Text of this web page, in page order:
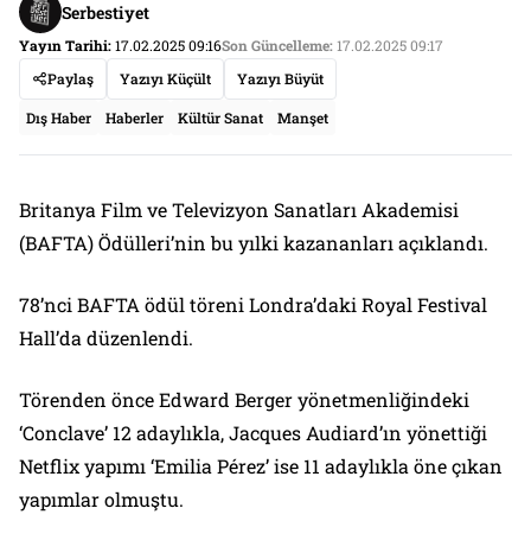
Serbestiyet
Yayın Tarihi:17.02.2025 09:16Son Güncelleme:17.02.2025 09:17
Paylaş
Yazıyı Küçült Yazıyı Büyüt
Dış Haber Haberler Kültür Sanat Manşet
Britanya Film ve Televizyon Sanatları Akademisi
(BAFTA) Ödülleri’nin bu yılki kazananları açıklandı.
78’nci BAFTA ödül töreni Londra’daki Royal Festival
Hall’da düzenlendi.
Törenden önce Edward Berger yönetmenliğindeki
‘Conclave’ 12 adaylıkla, Jacques Audiard’ın yönettiği
Netflix yapımı ‘Emilia Pérez’ ise 11 adaylıkla öne çıkan
yapımlar olmuştu.